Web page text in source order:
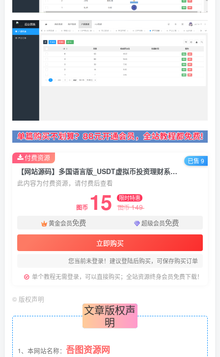
【网站源码】多国语言版_USDT虚拟币投资理财系统源码/海外区块链投资理财源码
此内容为付费资源，请付费后查看
图币 15 限时特惠
图币149
黄金会员免费 超级会员免费
立即购买
您当前未登录！建议登陆后购买，可保存购买订单
单个教程无需登录，可以直接购买；全站资源终身会员免费下载！
付费资源 已售 9
© 版权声明
文章版权声
明
1、本网站名称： 吾图资源网